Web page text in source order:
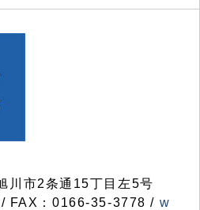
市2条通15丁目左5号
FAX：0166-35-3778 / w